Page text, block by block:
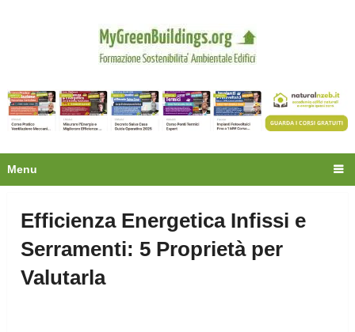
Menu
Efficienza Energetica Infissi e
Serramenti: 5 Proprietà per
Valutarla
Privacy
Oltre 30.000 tecnici
fanno già parte della